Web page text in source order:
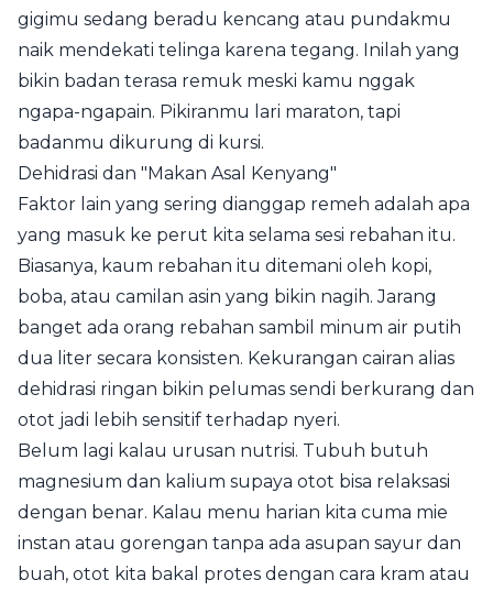
gigimu sedang beradu kencang atau pundakmu
naik mendekati telinga karena tegang. Inilah yang
bikin badan terasa remuk meski kamu nggak
ngapa-ngapain. Pikiranmu lari maraton, tapi
badanmu dikurung di kursi.
Dehidrasi dan "Makan Asal Kenyang"
Faktor lain yang sering dianggap remeh adalah apa
yang masuk ke perut kita selama sesi rebahan itu.
Biasanya, kaum rebahan itu ditemani oleh kopi,
boba, atau camilan asin yang bikin nagih. Jarang
banget ada orang rebahan sambil minum air putih
dua liter secara konsisten. Kekurangan cairan alias
dehidrasi ringan bikin pelumas sendi berkurang dan
otot jadi lebih sensitif terhadap nyeri.
Belum lagi kalau urusan nutrisi. Tubuh butuh
magnesium dan kalium supaya otot bisa relaksasi
dengan benar. Kalau menu harian kita cuma mie
instan atau gorengan tanpa ada asupan sayur dan
buah, otot kita bakal protes dengan cara kram atau